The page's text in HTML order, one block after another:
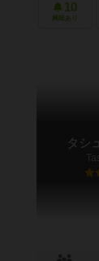
10
興味あり
タシ